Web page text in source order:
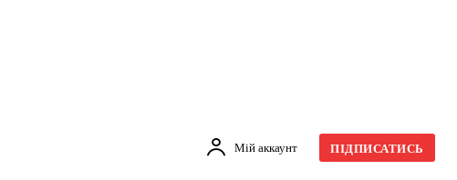
Мій аккаунт ПІДПИСАТИСЬ